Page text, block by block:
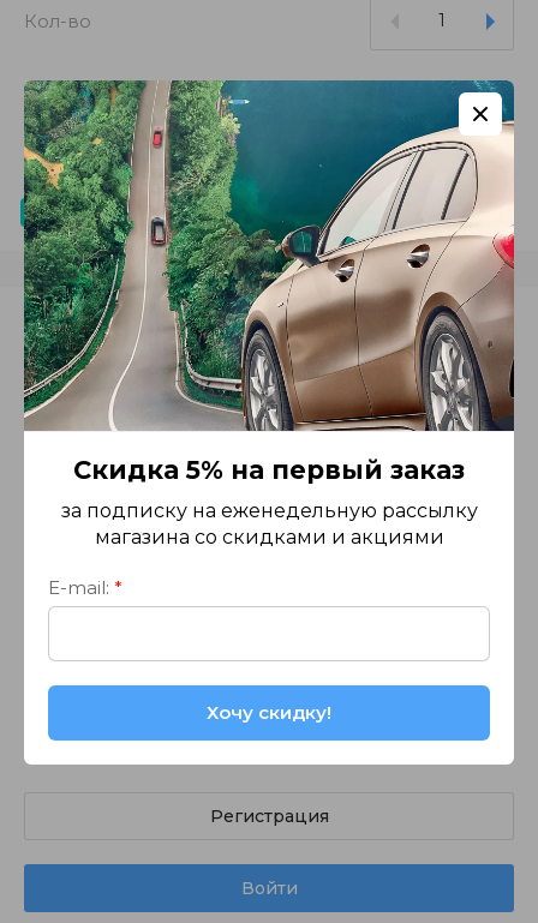
Кол-во
Купить в 1 клик
Поделиться
Отзывы
Авторизуйтесь, чтобы оставить
комментарий
Введите Ваш пароль:
Запомнить меня
Регистрация
Войти
Скидка 5% на первый заказ
за подписку на еженедельную рассылку
магазина со скидками и акциями
E-mail:*
Хочу скидку!